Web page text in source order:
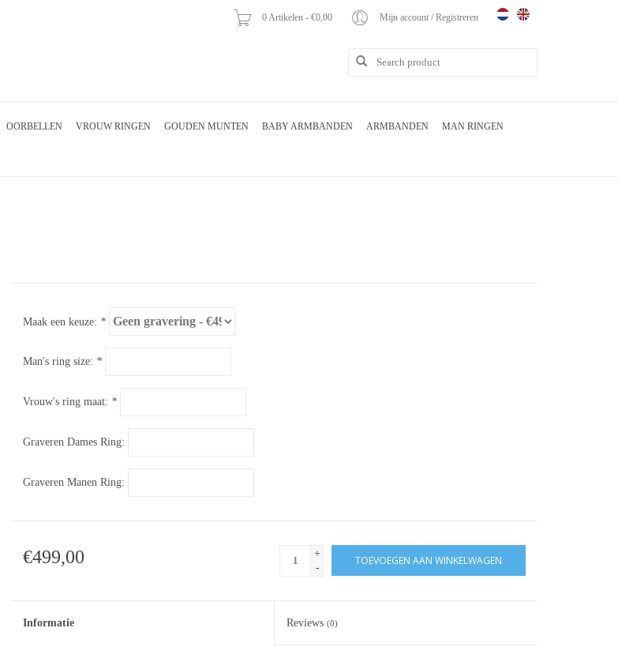
0 Artikelen - €0,00 Mijn account / Registreren
OORBELLEN VROUW RINGEN GOUDEN MUNTEN BABY ARMBANDEN ARMBANDEN MAN RINGEN
Maak een keuze: *
Man's ring size: *
Vrouw's ring maat: *
Graveren Dames Ring:
Graveren Manen Ring:
€499,00
+
-
TOEVOEGEN AAN WINKELWAGEN
Informatie Reviews(0)